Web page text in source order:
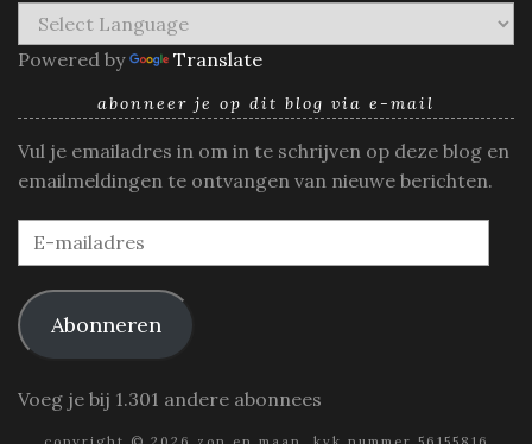
Powered by Translate
abonneer je op dit blog via e-mail
Vul je emailadres in om in te schrijven op deze blog en
emailmeldingen te ontvangen van nieuwe berichten.
E-
mailadres
Abonneren
Voeg je bij 1.301 andere abonnees